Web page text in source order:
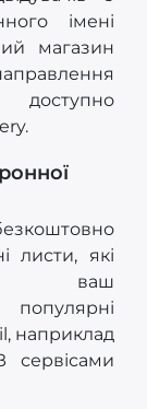
імені
магазин
листи, які
ваш
наприклад
сервісами